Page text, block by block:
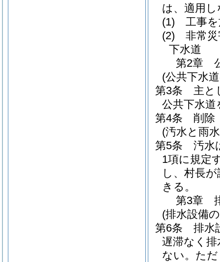
は、適用
(1)
工事
(2)
非常
下水道
第2章
(公共下水
第3条
主と
公共下水
第4条
削除
(汚水と雨
第5条
汚水
1項に規定
し、村長
きる。
第3章
(排水設備
第6条
排水
遅滞なく排
ない。 た